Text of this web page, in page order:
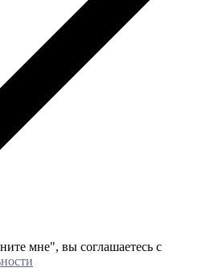
мне", вы соглашаетесь с